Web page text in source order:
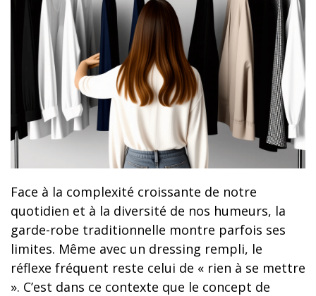
Face à la complexité croissante de notre
quotidien et à la diversité de nos humeurs, la
garde-robe traditionnelle montre parfois ses
limites. Même avec un dressing rempli, le
réflexe fréquent reste celui de « rien à se mettre
». C’est dans ce contexte que le concept de